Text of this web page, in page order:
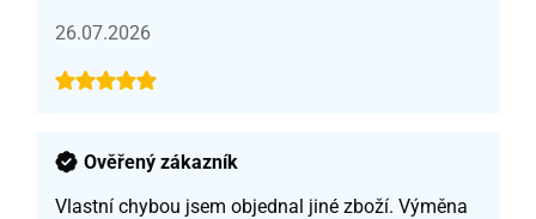
26.07.2026
Ověřený zákazník
Vlastní chybou jsem objednal jiné zboží. Výměna